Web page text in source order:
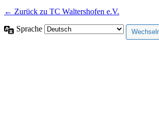
← Zurück zu TC Waltershofen e.V.
Sprache